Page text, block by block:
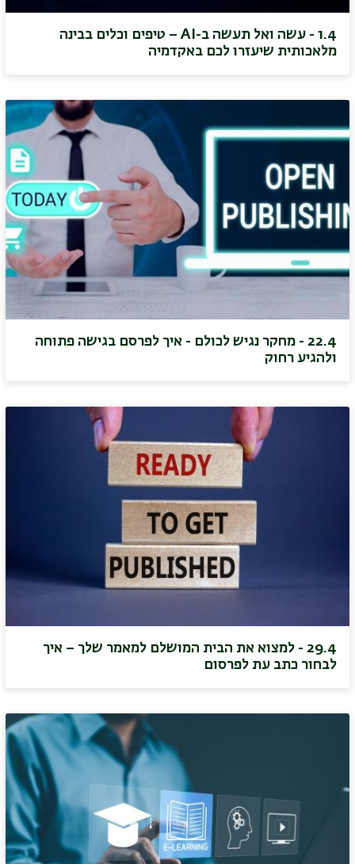
1.4 - עשה ואל תעשה ב-AI – טיפים וכלים בבינה
מלאכותית שיעזרו לכם באקדמיה
22.4 - מחקר נגיש לכולם - איך לפרסם בגישה פתוחה
ולהגיע רחוק
29.4 - למצוא את הבית המושלם למאמר שלך – איך
לבחור כתב עת לפרסום